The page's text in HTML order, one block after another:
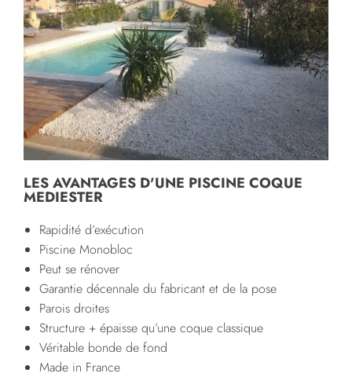
LES AVANTAGES D'UNE PISCINE COQUE
MEDIESTER
Rapidité d’exécution
Piscine Monobloc
Peut se rénover
Garantie décennale du fabricant et de la pose
Parois droites
Structure + épaisse qu’une coque classique
Véritable bonde de fond
Made in France